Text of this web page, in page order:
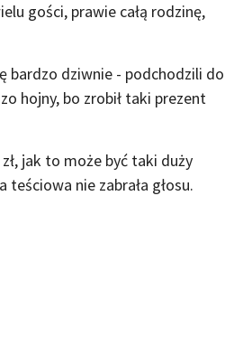
gości, prawie całą rodzinę,
bardzo dziwnie - podchodzili do
hojny, bo zrobił taki prezent
jak to może być taki duży
teściowa nie zabrała głosu.